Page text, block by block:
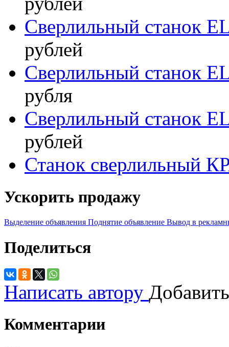
Сверлильный станок
рублей
Сверлильный станок
рубля
Сверлильный станок
рублей
Станок сверлильный
Ускорить продажу
Выделение объявления Поднятие объявление Вывод в
Поделиться
Написать автору
Комментарии